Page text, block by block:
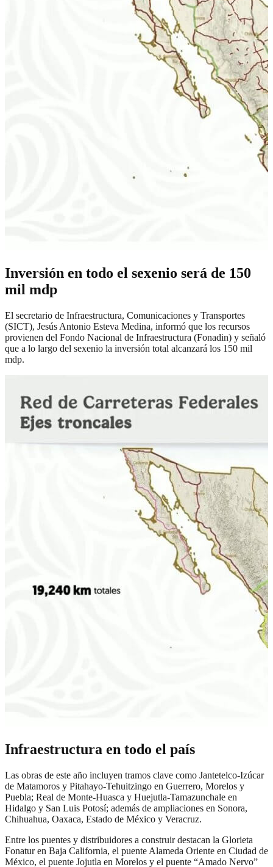
Inversión en todo el sexenio será de 150
mil mdp
El secretario de Infraestructura, Comunicaciones y Transportes
(SICT), Jesús Antonio Esteva Medina, informó que los recursos
provienen del Fondo Nacional de Infraestructura (Fonadin) y señaló
que a lo largo del sexenio la inversión total alcanzará los 150 mil
mdp.
Infraestructura en todo el país
Las obras de este año incluyen tramos clave como Jantetelco-Izúcar
de Matamoros y Pitahayo-Tehuitzingo en Guerrero, Morelos y
Puebla; Real de Monte-Huasca y Huejutla-Tamazunchale en
Hidalgo y San Luis Potosí; además de ampliaciones en Sonora,
Chihuahua, Oaxaca, Estado de México y Veracruz.
Entre los puentes y distribuidores a construir destacan la Glorieta
Fonatur en Baja California, el puente Alameda Oriente en Ciudad de
México, el puente Jojutla en Morelos y el puente “Amado Nervo”